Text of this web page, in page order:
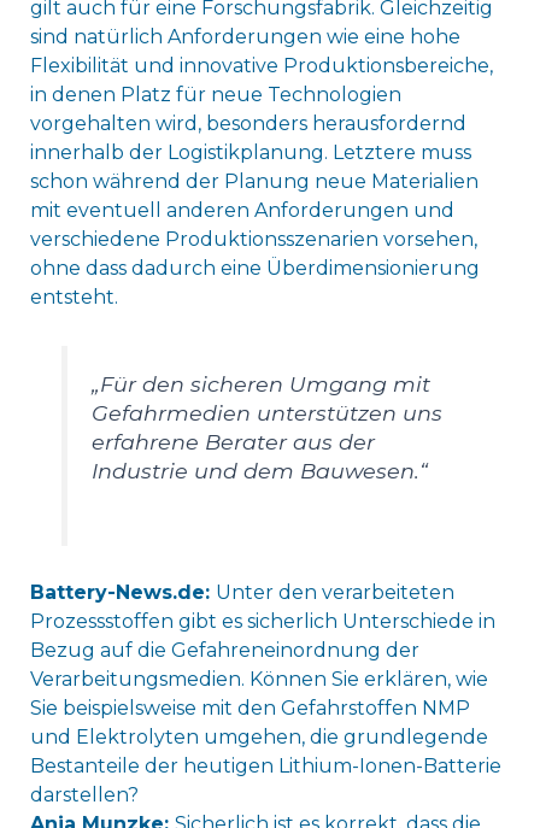
gilt auch für eine Forschungsfabrik. Gleichzeitig
sind natürlich Anforderungen wie eine hohe
Flexibilität und innovative Produktionsbereiche,
in denen Platz für neue Technologien
vorgehalten wird, besonders herausfordernd
innerhalb der Logistikplanung. Letztere muss
schon während der Planung neue Materialien
mit eventuell anderen Anforderungen und
verschiedene Produktionsszenarien vorsehen,
ohne dass dadurch eine Überdimensionierung
entsteht.
„Für den sicheren Umgang mit
Gefahrmedien unterstützen uns
erfahrene Berater aus der
Industrie und dem Bauwesen.“
Battery-News.de: Unter den verarbeiteten
Prozessstoffen gibt es sicherlich Unterschiede in
Bezug auf die Gefahreneinordnung der
Verarbeitungsmedien. Können Sie erklären, wie
Sie beispielsweise mit den Gefahrstoffen NMP
und Elektrolyten umgehen, die grundlegende
Bestanteile der heutigen Lithium-Ionen-Batterie
darstellen?